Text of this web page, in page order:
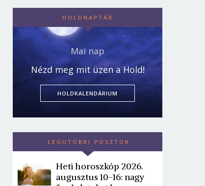
HOLDNAPTÁR
Mai nap
Nézd meg mit üzen a Hold!
HOLDKALENDÁRIUM
LEGUTÓBBI POSZTOK
Heti horoszkóp 2026.
augusztus 10-16: nagy